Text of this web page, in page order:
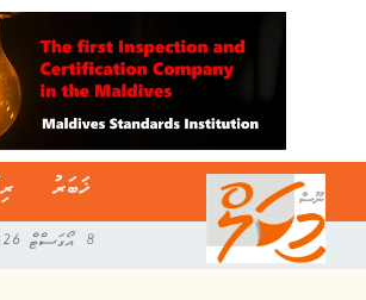
ޚަބަރު
8 އޯގަސްޓް 2026